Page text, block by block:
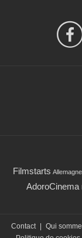
Filmstarts Allemagne
AdoroCinema
Contact | Qui